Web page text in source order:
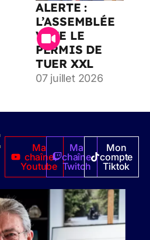
ALERTE :
L’ASSEMBLÉE
VOTE LE
PERMIS DE
TUER XXL
07 juillet 2026
Ma
chaîne
Youtube
Ma
chaîne
Twitch
Mon
compte
Tiktok